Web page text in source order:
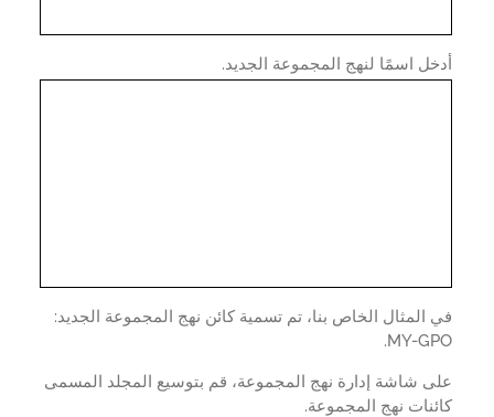
اسمًا لنهج المجموعة الجديد.
المثال الخاص بنا، تم تسمية كائن نهج المجموعة الجديد:
MY-
شاشة إدارة نهج المجموعة، قم بتوسيع المجلد المسمى
نهج المجموعة.